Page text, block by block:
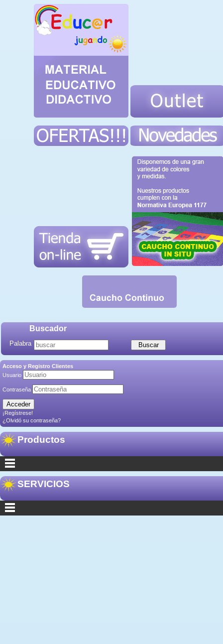
Buscador
Palabra
Acceso y Registro Clientes
Usuario
Contraseña
¡Regístrese!
¿Olvidó su contraseña?
Productos
SERVICIOS